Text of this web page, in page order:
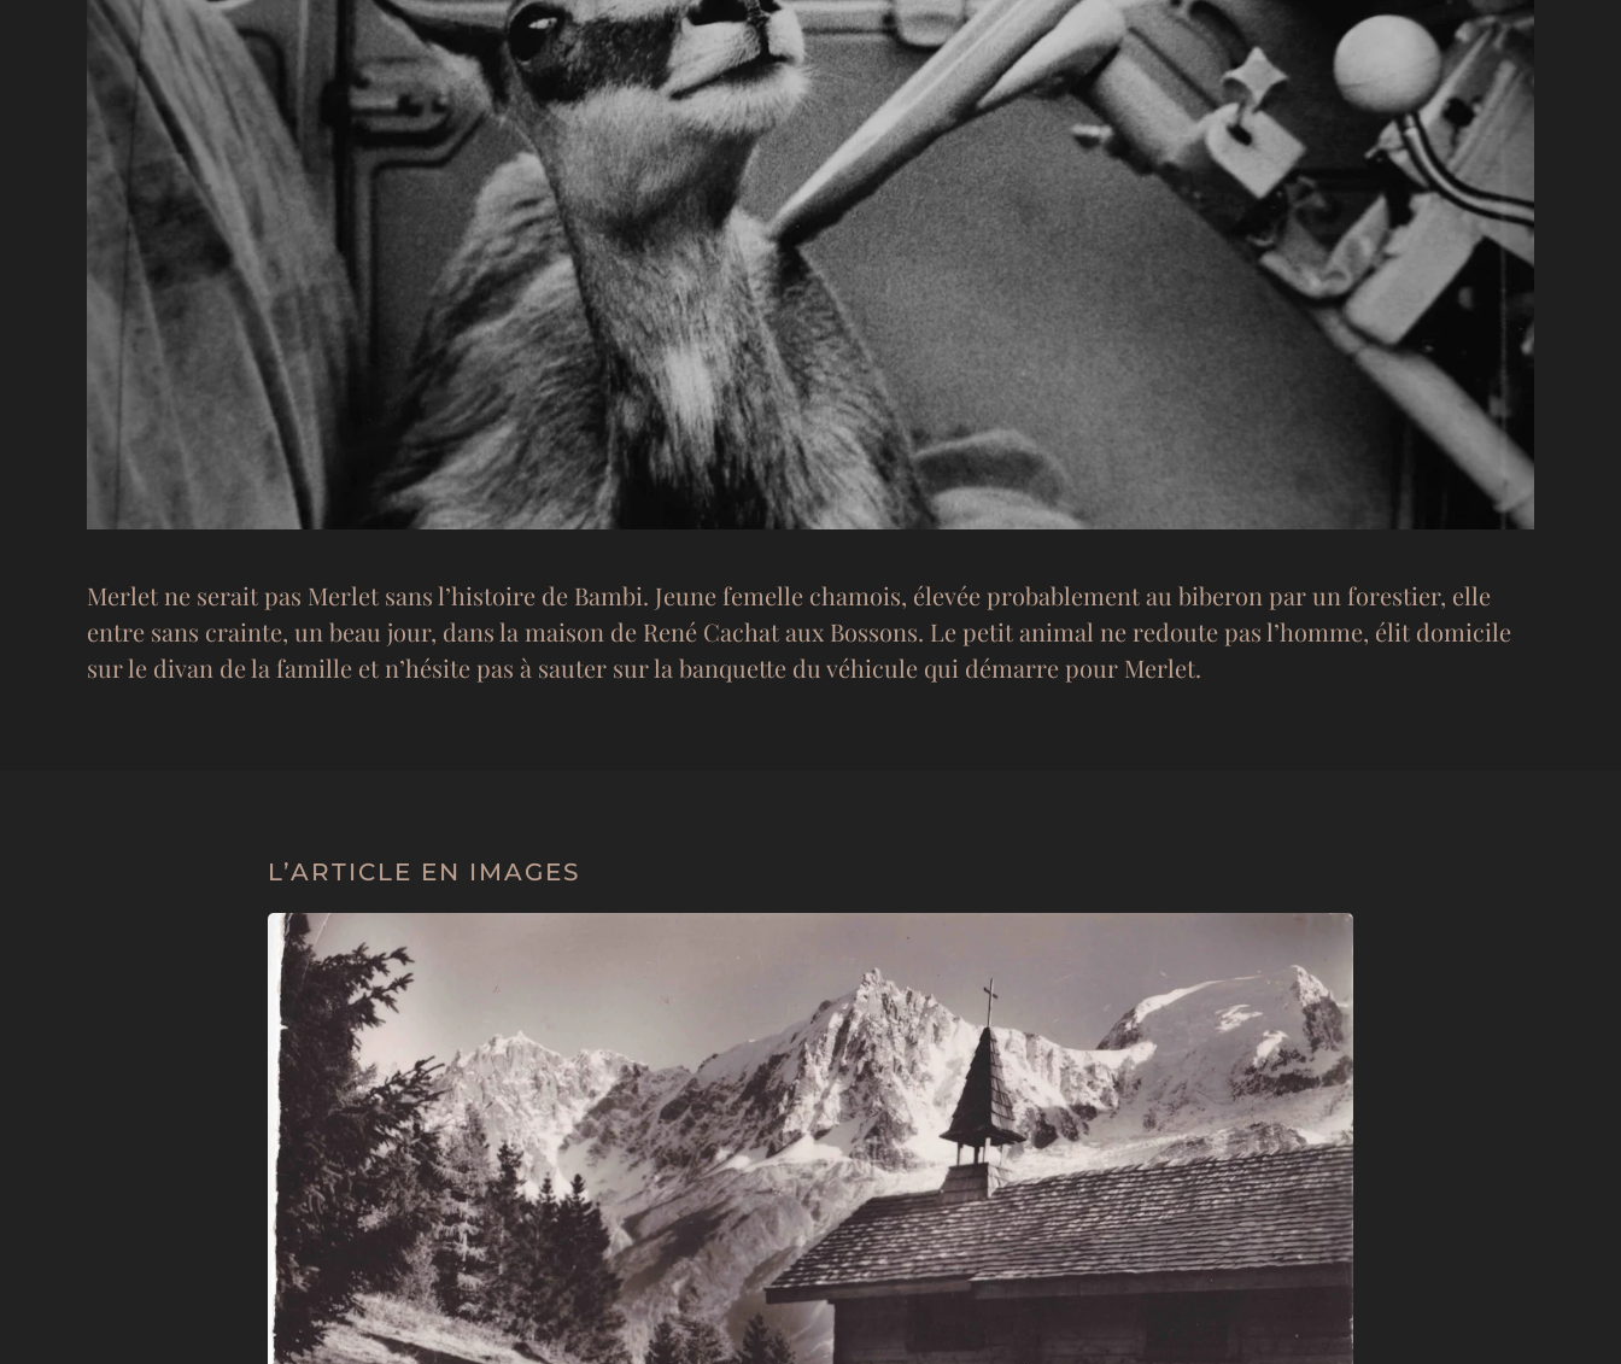
Merlet ne serait pas Merlet sans l’histoire de Bambi. Jeune femelle chamois, élevée probablement au biberon par un forestier, elle
entre sans crainte, un beau jour, dans la maison de René Cachat aux Bossons. Le petit animal ne redoute pas l’homme, élit domicile
sur le divan de la famille et n’hésite pas à sauter sur la banquette du véhicule qui démarre pour Merlet.
L’ARTICLE EN IMAGES